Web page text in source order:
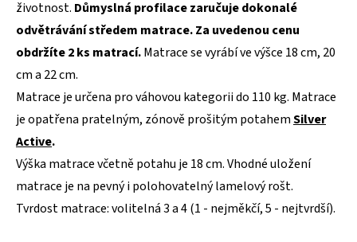
životnost. Důmyslná profilace zaručuje dokonalé
odvětrávání středem matrace. Za uvedenou cenu
obdržíte 2 ks matrací.Matrace se vyrábí ve výšce 18 cm, 20
cm a 22 cm.
Matrace je určena pro váhovou kategorii do 110 kg. Matrace
je opatřena pratelným, zónově prošitým potahemSilver
Active.
Výška matrace včetně potahu je 18 cm. Vhodné uložení
matrace je na pevný i polohovatelný lamelový rošt.
Tvrdost matrace: volitelná 3 a 4 (1 - nejměkčí, 5 - nejtvrdší).